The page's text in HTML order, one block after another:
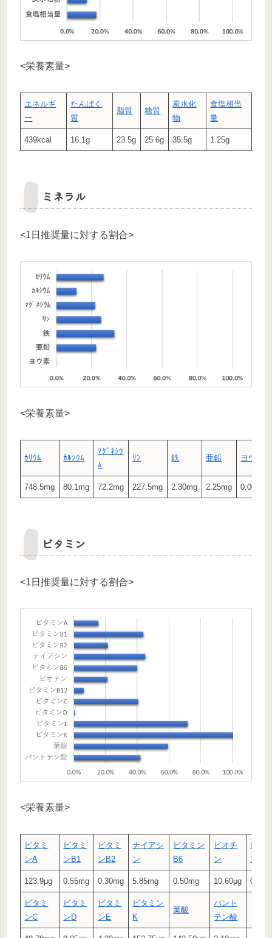
<栄養素量>
エネルギ
ー
たんぱく
質
脂質 糖質
炭水化
物
食塩相当
量
439kcal 16.1g 23.5g 25.6g 35.5g 1.25g
ミネラル
<1日推奨量に対する割合>
<栄養素量>
ｶﾘｳﾑ ｶﾙｼｳﾑ
ﾏｸﾞﾈｼｳ
ﾑ
ﾘﾝ 鉄 亜鉛 ヨウ素
748.5mg 80.1mg 72.2mg 227.5mg 2.30mg 2.25mg 0.00μg
ビタミン
<1日推奨量に対する割合>
<栄養素量>
ビタミ
ンA
ビタミ
ン B1
ビタミ
ン B2
ナイアシ
ン
ビタミン
B6
ビオチ
ン
ビタ
ン
123.9μg 0.55mg 0.30mg 5.85mg 0.50mg 10.60μg
ビタミ
ンC
ビタミ
ン D
ビタミ
ン E
ビタミン
K
葉酸
パント
テン酸